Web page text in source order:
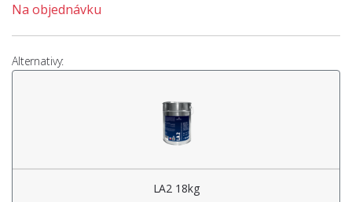
Na objednávku
Alternativy:
LA2 18kg